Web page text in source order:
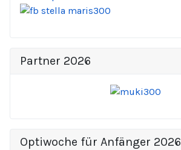
Partner 2026
Optiwoche für Anfänger 2026